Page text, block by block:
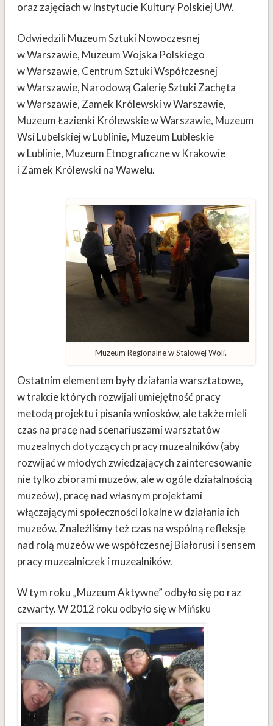
oraz zajęciach w Instytucie Kultury Polskiej UW.
Odwiedzili Muzeum Sztuki Nowoczesnej
w Warszawie, Muzeum Wojska Polskiego
w Warszawie, Centrum Sztuki Współczesnej
w Warszawie, Narodową Galerię Sztuki Zachęta
w Warszawie, Zamek Królewski w Warszawie,
Muzeum Łazienki Królewskie w Warszawie, Muzeum
Wsi Lubelskiej w Lublinie, Muzeum Lubleskie
w Lublinie, Muzeum Etnograficzne w Krakowie
i Zamek Królewski na Wawelu.
Muzeum Regionalne w Stalowej Woli.
Ostatnim elementem były działania warsztatowe,
w trakcie których rozwijali umiejętność pracy
metodą projektu i pisania wniosków, ale także mieli
czas na pracę nad scenariuszami warsztatów
muzealnych dotyczących pracy muzealników (aby
rozwijać w młodych zwiedzających zainteresowanie
nie tylko zbiorami muzeów, ale w ogóle działalnością
muzeów), pracę nad własnym projektami
włączającymi społeczności lokalne w działania ich
muzeów. Znaleźliśmy też czas na wspólną refleksję
nad rolą muzeów we współczesnej Białorusi i sensem
pracy muzealniczek i muzealników.
W tym roku „Muzeum Aktywne” odbyło się po raz
czwarty. W 2012 roku odbyło się w Mińsku